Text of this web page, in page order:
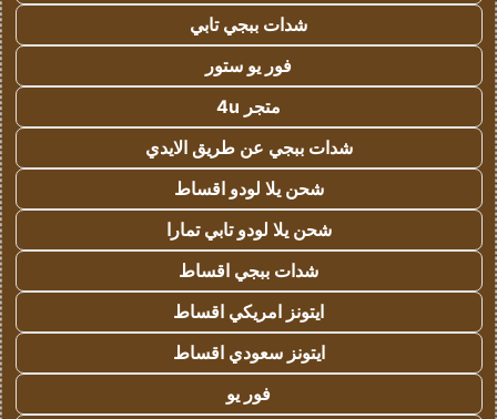
شدات ببجي تابي
فور يو ستور
متجر 4u
شدات ببجي عن طريق الايدي
شحن يلا لودو اقساط
شحن يلا لودو تابي تمارا
شدات ببجي اقساط
ايتونز امريكي اقساط
ايتونز سعودي اقساط
فور يو